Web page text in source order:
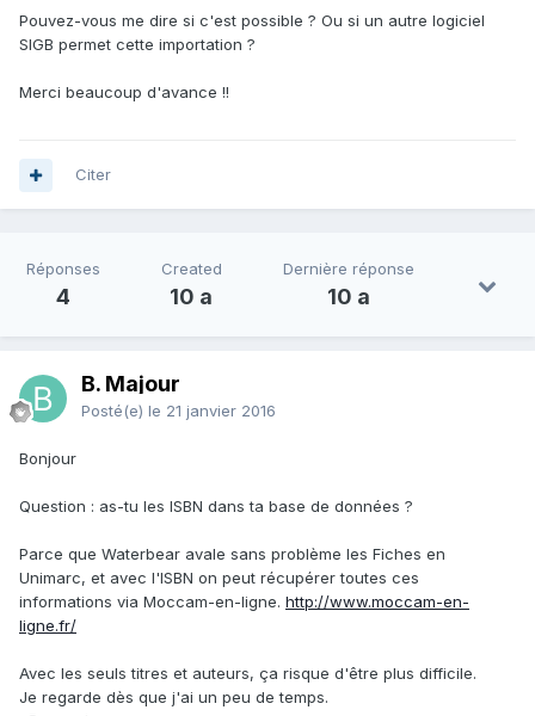
Pouvez-vous me dire si c'est possible ? Ou si un autre logiciel
SIGB permet cette importation ?
Merci beaucoup d'avance !!
Citer
Réponses
4
Created
10 a
Dernière réponse
10 a
B. Majour
Posté(e) le 21 janvier 2016
Bonjour
Question : as-tu les ISBN dans ta base de données ?
Parce que Waterbear avale sans problème les Fiches en
Unimarc, et avec l'ISBN on peut récupérer toutes ces
informations via Moccam-en-ligne. http://www.moccam-en-
ligne.fr/
Avec les seuls titres et auteurs, ça risque d'être plus difficile.
Je regarde dès que j'ai un peu de temps.